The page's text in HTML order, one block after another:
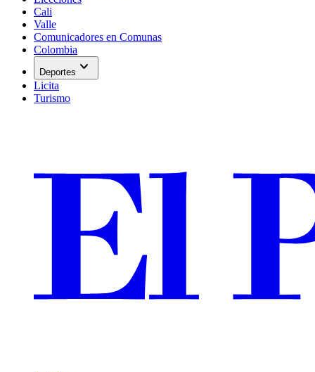
Cali
Valle
Comunicadores en Comunas
Colombia
Deportes expand_more
Licita
Turismo